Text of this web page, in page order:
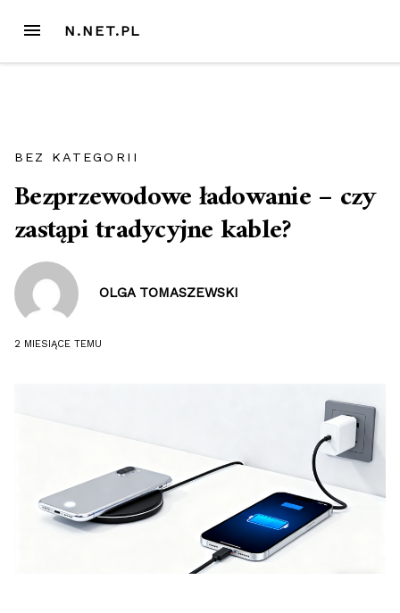
treści
MENU N.NET.PL
BEZ KATEGORII
Bezprzewodowe ładowanie – czy
zastąpi tradycyjne kable?
OLGA TOMASZEWSKI
2 MIESIĄCE TEMU